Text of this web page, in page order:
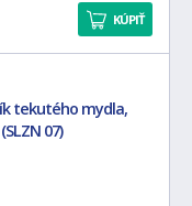
KÚPIŤ
tekutého mydla,
07)